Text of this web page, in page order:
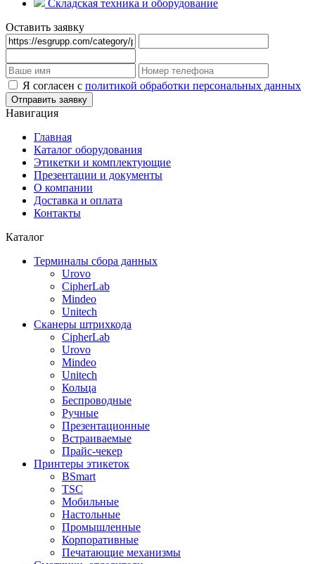
Складская техника и оборудование
Оставить заявку
Я согласен с политикой обработки персональных данных
Навигация
Главная
Каталог оборудования
Этикетки и комплектующие
Презентации и документы
О компании
Доставка и оплата
Контакты
Каталог
Терминалы сбора данных
Urovo
CipherLab
Mindeo
Unitech
Сканеры штрихкода
CipherLab
Urovo
Mindeo
Unitech
Кольца
Беспроводные
Ручные
Презентационные
Встраиваемые
Прайс-чекер
Принтеры этикеток
BSmart
TSC
Мобильные
Настольные
Промышленные
Корпоративные
Печатающие механизмы